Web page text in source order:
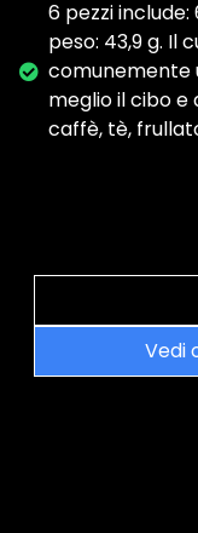
6 pezzi include:
peso: 43,9 g. Il
comunemente
meglio il cibo
caffè, tè,
Vedi